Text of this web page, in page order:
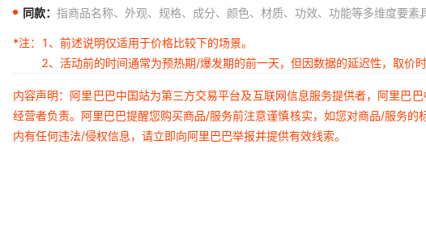
同款： 指商品名称、外观、规格、成分、颜色、材质、功效、功能等多维度要
*注：
1、前述说明仅适用于价格比较下的场景。
2、活动前的时间通常为预热期/爆发期的前一天，但因数据的延迟性，取价
内容声明：阿里巴巴中国站为第三方交易平台及互联网信息服务提供者，阿里巴
经营者负责。阿里巴巴提醒您购买商品/服务前注意谨慎核实，如您对商品/服务
内有任何违法/侵权信息，请立即向阿里巴巴举报并提供有效线索。